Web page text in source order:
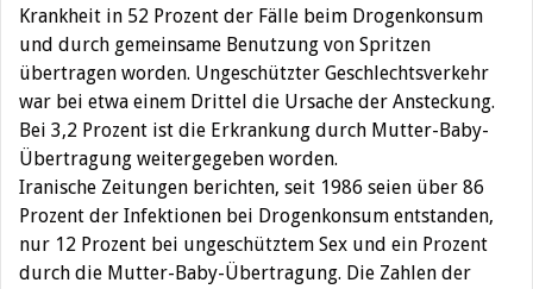
Krankheit in 52 Prozent der Fälle beim Drogenkonsum
und durch gemeinsame Benutzung von Spritzen
übertragen worden. Ungeschützter Geschlechtsverkehr
war bei etwa einem Drittel die Ursache der Ansteckung.
Bei 3,2 Prozent ist die Erkrankung durch Mutter-Baby-
Übertragung weitergegeben worden.
Iranische Zeitungen berichten, seit 1986 seien über 86
Prozent der Infektionen bei Drogenkonsum entstanden,
nur 12 Prozent bei ungeschütztem Sex und ein Prozent
durch die Mutter-Baby-Übertragung. Die Zahlen der